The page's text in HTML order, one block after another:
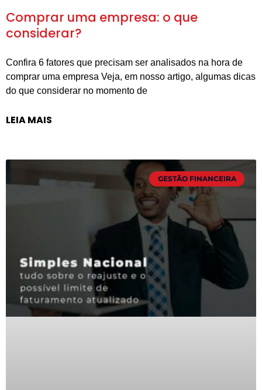
Comprar uma empresa: o que
considerar?
Confira 6 fatores que precisam ser analisados na hora de
comprar uma empresa Veja, em nosso artigo, algumas dicas
do que considerar no momento de
LEIA MAIS
GESTÃO FINANCEIRA